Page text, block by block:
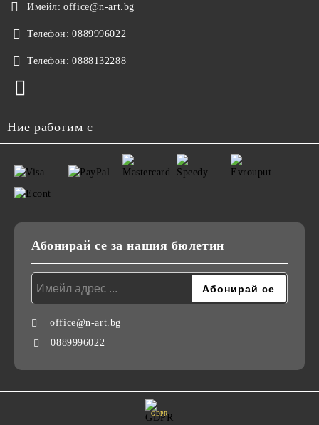
Имейл: office@n-art.bg
Телефон: 0889996022
Телефон: 0888132288
Ние работим с
Абонирай се за нашия бюлетин
office@n-art.bg
0889996022
GDPR